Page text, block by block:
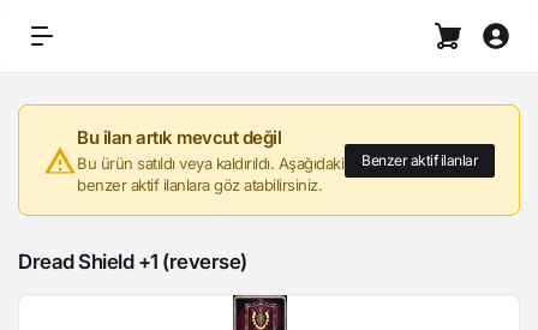
Bu ilan artık mevcut değil
Bu ürün satıldı veya kaldırıldı. Aşağıdaki
benzer aktif ilanlara göz atabilirsiniz.
Benzer aktif ilanlar
Dread Shield +1 (reverse)